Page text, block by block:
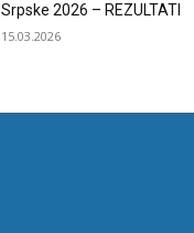
Srpske 2026 – REZULTATI
15.03.2026